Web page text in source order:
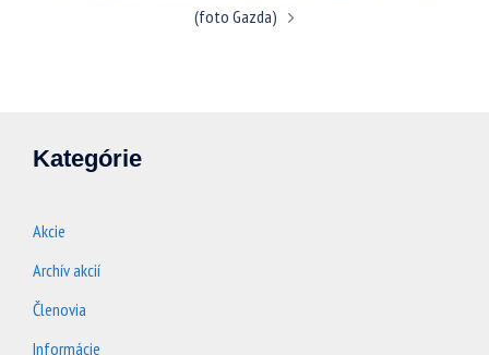
(foto Gazda)
Kategórie
Akcie
Archív akcií
Členovia
Informácie